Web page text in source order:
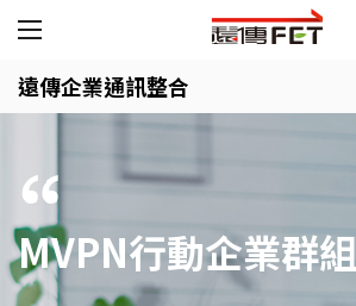
遠傳企業通訊整合
MVPN行動企業群組